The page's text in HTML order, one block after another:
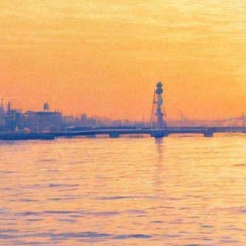
Цирк во время
31 декабря 2017,13:22 Версия для печати